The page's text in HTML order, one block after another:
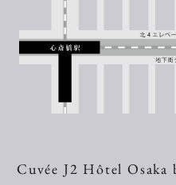
Cuvée J2 Hôtel Osaka